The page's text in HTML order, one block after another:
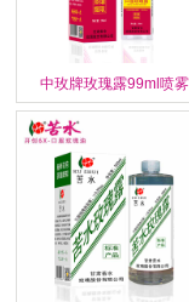
中玫牌玫瑰露99ml喷雾